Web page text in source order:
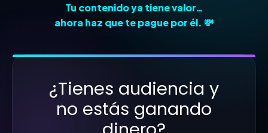
Tu contenido ya tiene valor…
ahora haz que te pague por él. 💸
¿Tienes audiencia y
no estás ganando